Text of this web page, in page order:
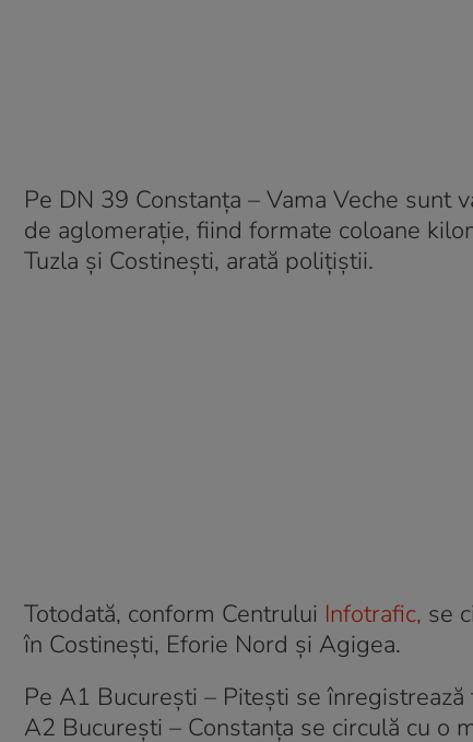
Pe DN 39 Constanţa – Vama Veche
de aglomeraţie, fiind formate coloane
Tuzla şi Costineşti, arată polițiștii.
Totodată, conform Centrului Infotrafic, se
în Costineşti, Eforie Nord şi Agigea.
Pe A1 Bucureşti – Piteşti se
A2 Bucureşti – Constanţa se circulă cu o